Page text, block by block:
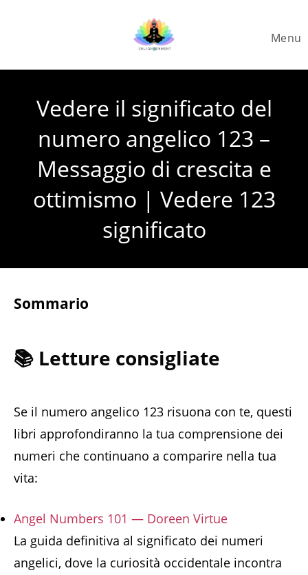
Menu
Vedere il significato del
numero angelico 123 –
Messaggio di crescita e
ottimismo | Vedere 123
significato
Sommario
📚 Letture consigliate
Se il numero angelico 123 risuona con te, questi
libri approfondiranno la tua comprensione dei
numeri che continuano a comparire nella tua
vita:
Angel Numbers 101 — Doreen Virtue
La guida definitiva al significato dei numeri
angelici, dove la curiosità occidentale incontra